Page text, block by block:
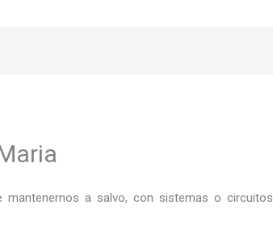
a salvo, con sistemas o circuitos